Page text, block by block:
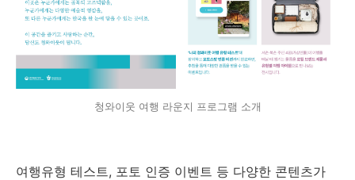
청와이웃 여행 라운지 프로그램 소개
여행유형 테스트, 포토 인증 이벤트 등 다양한 콘텐츠가